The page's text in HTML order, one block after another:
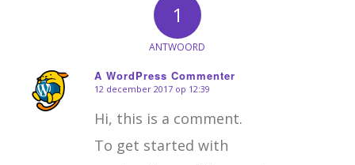
1
ANTWOORD
A WordPress Commenter
zegt:
12 december 2017 op 12:39
Hi, this is a comment.
To get started with